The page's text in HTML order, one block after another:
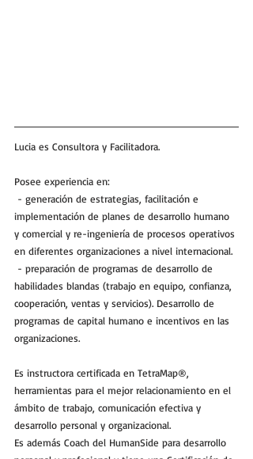
Lucia es Consultora y Facilitadora.
Posee experiencia en:
implementación de planes de desarrollo humano
y comercial y re-ingeniería de procesos operativos
en diferentes organizaciones a nivel internacional.
habilidades blandas (trabajo en equipo, confianza,
cooperación, ventas y servicios). Desarrollo de
programas de capital humano e incentivos en las
organizaciones.
Es instructora certificada en TetraMap®,
herramientas para el mejor relacionamiento en el
ámbito de trabajo, comunicación efectiva y
desarrollo personal y organizacional.
Es además Coach del HumanSide para desarrollo